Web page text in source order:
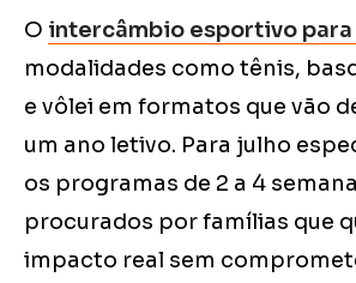
O intercâmbio esportivo para
modalidades como tênis,
e vôlei em formatos que vão
um ano letivo. Para julho
os programas de 2 a 4
procurados por famílias que
impacto real sem